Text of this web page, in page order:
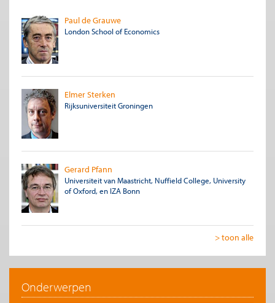
Paul de Grauwe
London School of Economics
Elmer Sterken
Rijksuniversiteit Groningen
Gerard Pfann
Universiteit van Maastricht, Nuffield College, University
of Oxford, en IZA Bonn
> toon alle
Onderwerpen